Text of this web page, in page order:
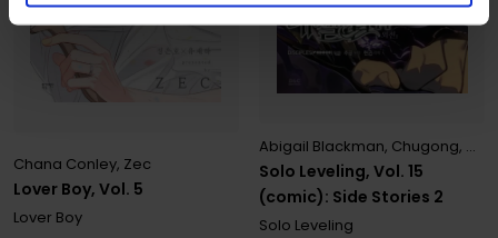
Lover Boy, Vol. 5
Chana Conley, Zec
Lover Boy
Solo Leveling, Vol. 15
(comic): Side Stories 2
Abigail Blackman, Chugong,
Solo Leveling